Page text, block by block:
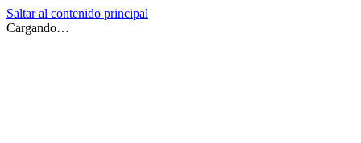
Saltar al contenido principal
Cargando…